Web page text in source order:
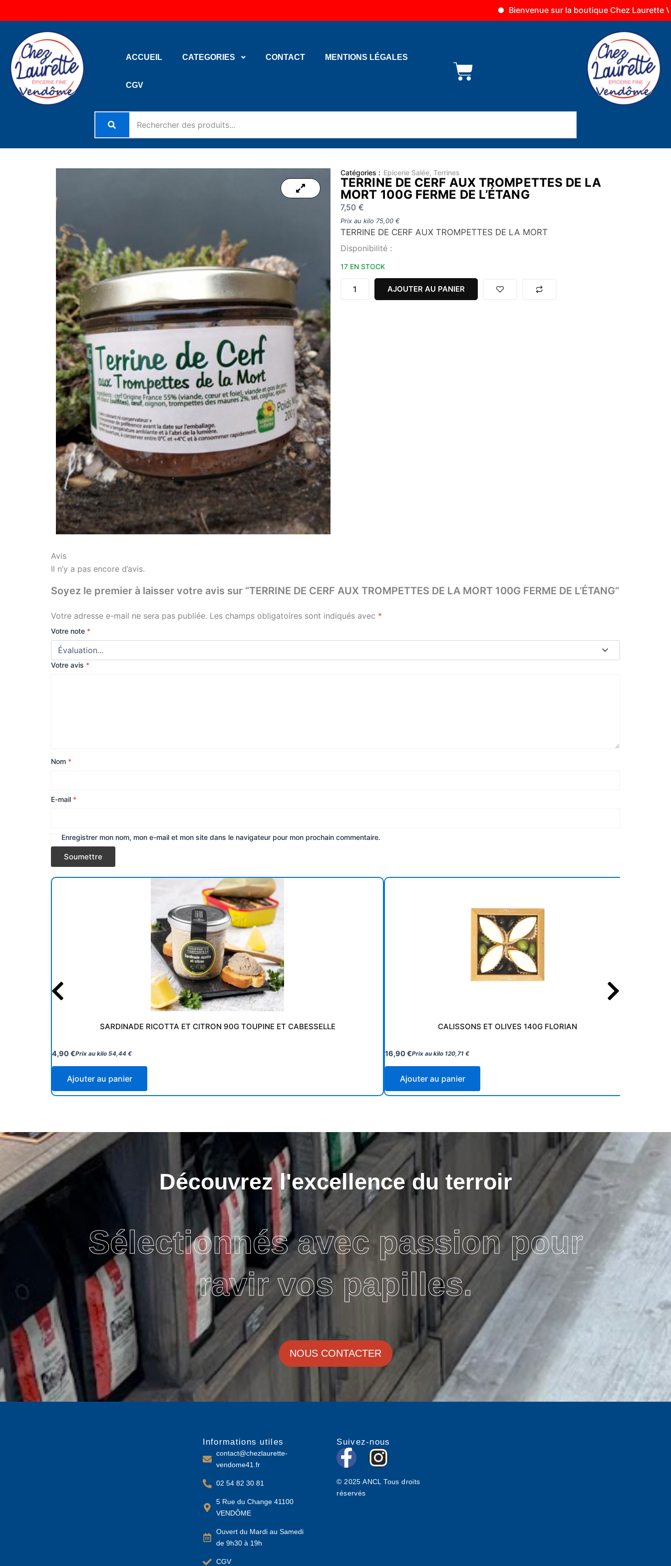
Bienvenue sur la boutique Chez Laurette Vendôme
au
ACCUEIL CATEGORIES CONTACT MENTIONS LÉGALES
CGV
Catégories : Epicerie Salée, Terrines
TERRINE DE CERF AUX TROMPETTES DE LA
MORT 100G FERME DE L’ÉTANG
7,50 €
Prix au kilo 75,00 €
TERRINE DE CERF AUX TROMPETTES DE LA MORT
Disponibilité :
17 EN STOCK
quantité
TERRINE
CERF
AJOUTER AU PANIER
Avis
Il n’y a pas encore d’avis.
Soyez le premier à laisser votre avis sur “TERRINE DE CERF AUX TROMPETTES DE LA MORT 100G FERME DE L’ÉTANG”
Votre adresse e-mail ne sera pas publiée. Les champs obligatoires sont indiqués avec *
Votre note *
Votre avis *
Nom *
E-mail *
Enregistrer mon nom, mon e-mail et mon site dans le navigateur pour mon prochain commentaire.
SARDINADE RICOTTA ET CITRON 90G TOUPINE ET CABESSELLE
4,90€Prix au kilo 54,44 €
Ajouter au panier
CALISSONS ET OLIVES 140G FLORIAN
16,90€Prix au kilo 120,71 €
Ajouter au panier
Découvrez l'excellence du terroir
Sélectionnés avec passion pour
ravir vos papilles.
NOUS CONTACTER
Informations utiles
contact@chezlaurette-
vendome41.fr
02 54 82 30 81
5 Rue du Change 41100
VENDÔME
Ouvert du Mardi au Samedi
de 9h30 à 19h
CGV
Suivez-nous
F
a
c
I
n
© 2025 ANCL Tous droits
réservés